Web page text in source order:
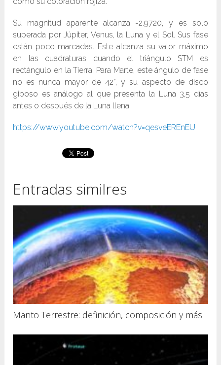
Su magnitud aparente alcanza -2.9720, y es solo
superada por Júpiter, Venus, la Luna y el Sol. Sus fase
están poco marcadas. Este alcanza su valor máximo
en las cuadraturas cuando el triángulo STM es
rectángulo en la Tierra. Para Marte, este ángulo de fase
no es nunca mayor de 42°, y su aspecto de disco
giboso es análogo al que presenta la Luna 3,5 días
antes o después de la Luna llena
https://www.youtube.com/watch?v=qesveEREnEU
Entradas similres
Manto Terrestre: definición, composición y más.